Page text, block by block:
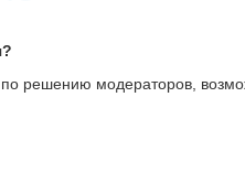
решению модераторов,